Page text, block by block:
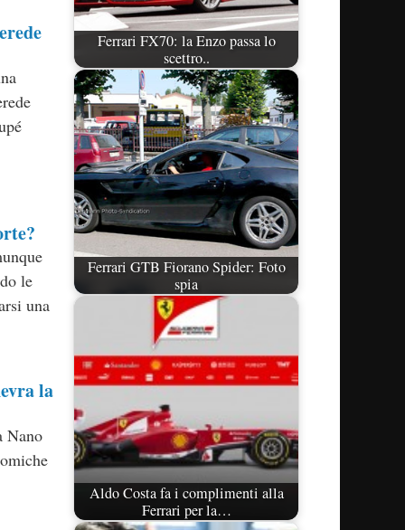
le
una
la
Nano
Ferrari FX70: la Enzo passa lo
scettro..
Ferrari GTB Fiorano Spider: Foto
spia
Aldo Costa fa i complimenti alla
Ferrari per la…